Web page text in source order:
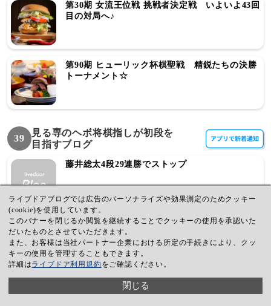
第30期 女流王位戦 挑戦者決定戦 いよいよ43回
目の対局へ♪
第90期 ヒューリック杯棋聖戦 精鋭たちの決勝
トーナメント☆
39
見る専のヘボ将棋指しが初段を
目指すブログ
藤井総太4段29連勝でストップ
人間対AIの決着
叡王戦が8つ目の公式タイトルへ
ライブドアブログでは広告のパーソナライズや効果測定のためクッキー
(cookie)を使用しています。
このバナーを閉じるか閲覧を継続することでクッキーの使用を承認いた
だいたものとさせていただきます。
また、お客様は当社パートナー企業における所定の手続きにより、クッ
キーの使用を管理することもできます。
詳細はライブドア利用規約をご確認ください。
閉じる